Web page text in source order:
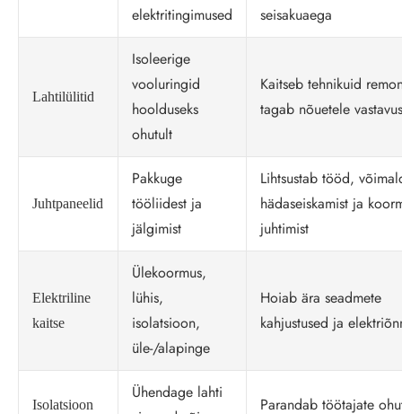
elektritingimused
seisakuaega
Lahtilülitid
Isoleerige
vooluringid
hoolduseks
ohutult
Kaitseb tehnikuid
tagab nõuetele
Juhtpaneelid
Pakkuge
tööliidest ja
jälgimist
Lihtsustab tööd,
hädaseiskamist ja
juhtimist
Elektriline
kaitse
Ülekoormus,
lühis,
isolatsioon,
üle-/alapinge
Hoiab ära seadmete
kahjustused ja
Isolatsioon
Ühendage lahti
Parandab töötajate